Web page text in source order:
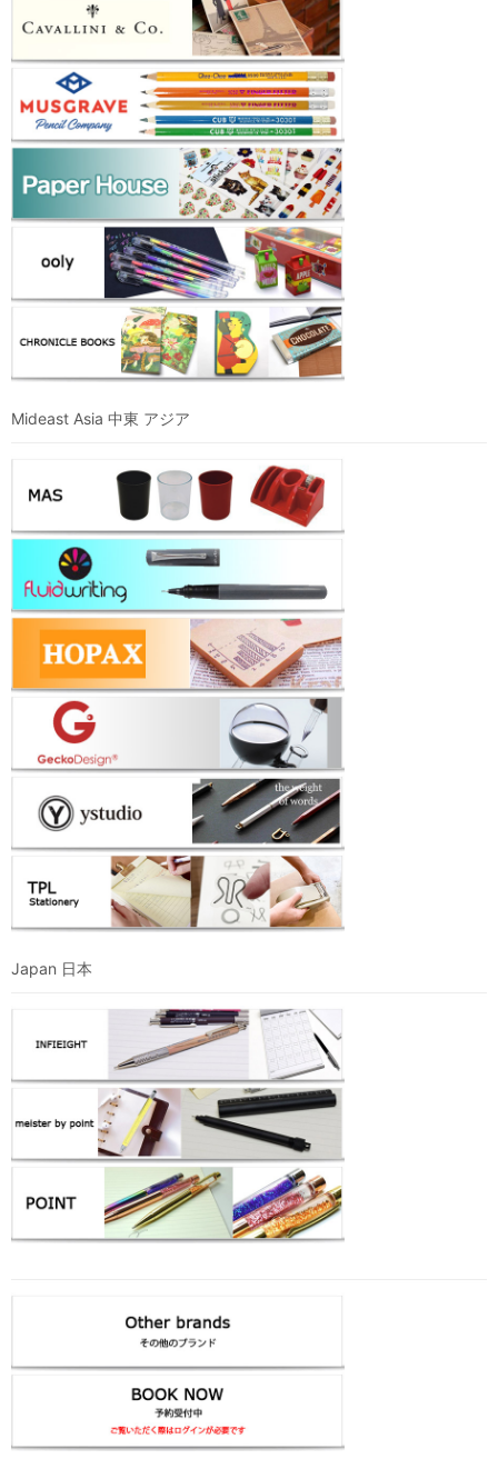
Mideast Asia 中東 アジア
Japan 日本